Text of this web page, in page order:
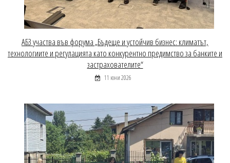
АБЗ участва във форума „Бъдеще и устойчив бизнес: климатът,
технологиите и регулацията като конкурентно предимство за банките и
застрахователите“
11 юни 2026